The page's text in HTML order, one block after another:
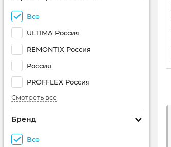
Все
ULTIMA Россия
REMONTIX Россия
Россия
PROFFLEX Россия
Смотреть все
Бренд
Все